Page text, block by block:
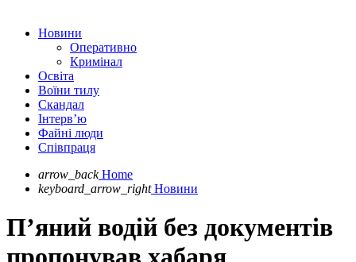
Новини
Оперативно
Кримінал
Освіта
Воїни тилу
Скандал
Інтерв’ю
Файні люди
Співпраця
arrow_back Home
keyboard_arrow_right Новини
П’яний водій без документів